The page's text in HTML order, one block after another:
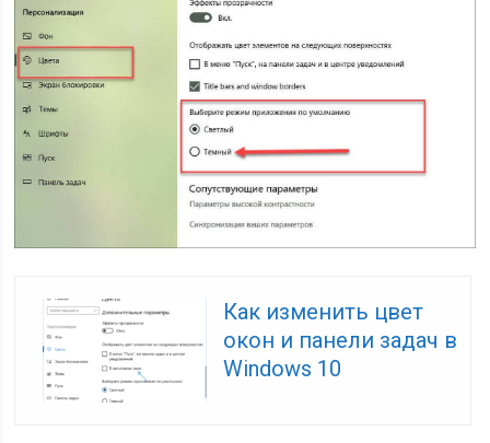
Как изменить цвет
окон и панели задач в
Windows 10